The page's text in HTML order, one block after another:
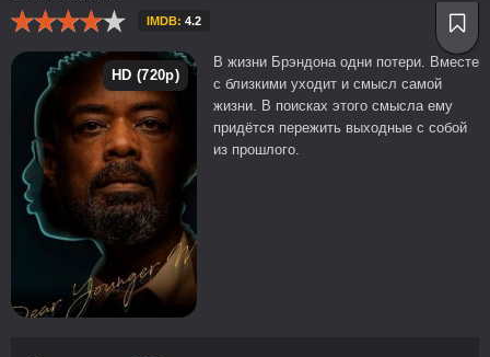
IMDB: 4.2
HD (720p)
В жизни Брэндона одни потери. Вместе
с близкими уходит и смысл самой
жизни. В поисках этого смысла ему
придётся пережить выходные с собой
из прошлого.